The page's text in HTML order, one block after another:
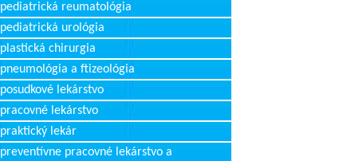
pediatrická reumatológia
pediatrická urológia
plastická chirurgia
pneumológia a ftizeológia
posudkové lekárstvo
pracovné lekárstvo
praktický lekár
preventívne pracovné lekárstvo a